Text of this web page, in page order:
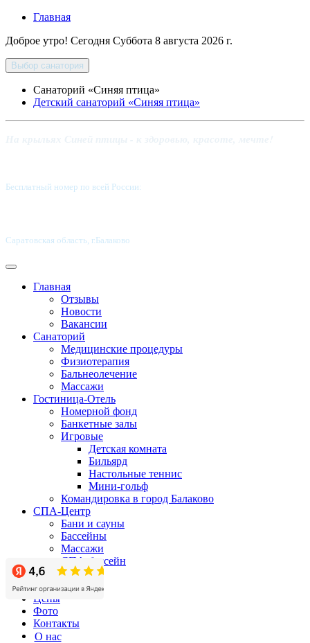
Главная
Доброе утро! Сегодня Суббота 8 августа 2026 г.
Выбор санатория
Санаторий «Синяя птица»
Детский санаторий «Синяя птица»
Бесплатный номер по всей России:
Саратовская область, г.Балаково
Главная
Отзывы
Новости
Вакансии
Санаторий
Медицинские процедуры
Физиотерапия
Бальнеолечение
Массажи
Гостиница-Отель
Номерной фонд
Банкетные залы
Игровые
Детская комната
Бильярд
Настольные теннис
Мини-гольф
Командировка в город Балаково
СПА-Центр
Бани и сауны
Бассейны
Массажи
СПА-бассейн
Бизнес-центр
Акции
Цены
Фото
Контакты
О нас